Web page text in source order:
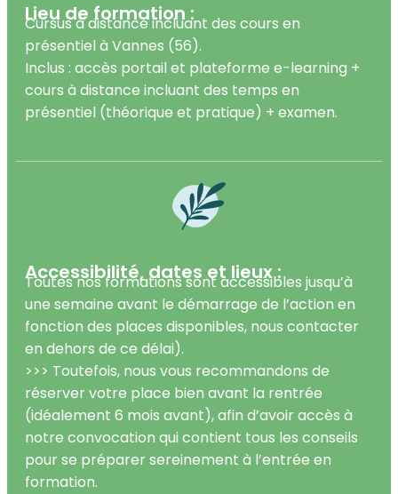
Lieu de formation :
Cursus à distance incluant des cours en
présentiel à Vannes (56).
Inclus : accès portail et plateforme e-learning +
cours à distance incluant des temps en
présentiel (théorique et pratique) + examen.
Accessibilité, dates et lieux :
Toutes nos formations sont accessibles jusqu’à
une semaine avant le démarrage de l’action en
fonction des places disponibles, nous contacter
en dehors de ce délai).
>>> Toutefois, nous vous recommandons de
réserver votre place bien avant la rentrée
(idéalement 6 mois avant), afin d’avoir accès à
notre convocation qui contient tous les conseils
pour se préparer sereinement à l’entrée en
formation.